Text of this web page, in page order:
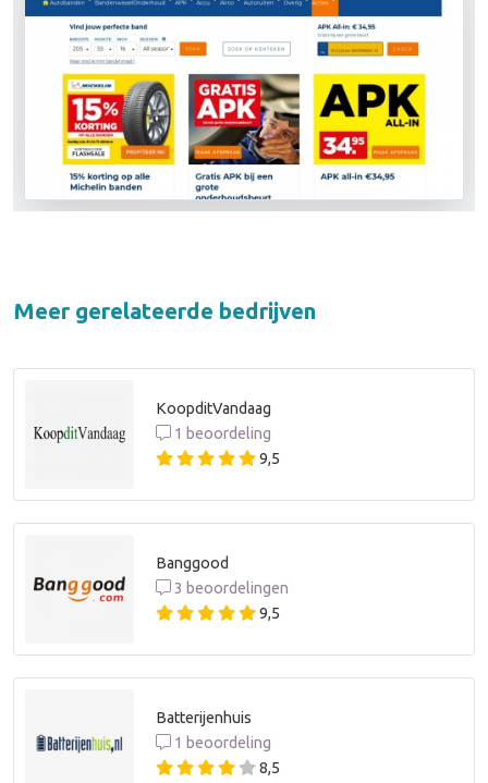
Meer gerelateerde bedrijven
KoopditVandaag
1 beoordeling
9,5
Banggood
3 beoordelingen
9,5
Batterijenhuis
1 beoordeling
8,5